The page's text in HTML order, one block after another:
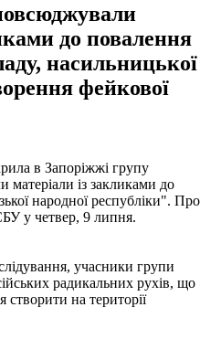
до повалення
насильницької
фейкової
в Запоріжжі групу
матеріали із закликами до
народної республіки". Про
у четвер, 9 липня.
учасники групи
радикальних рухів, що
створити на території